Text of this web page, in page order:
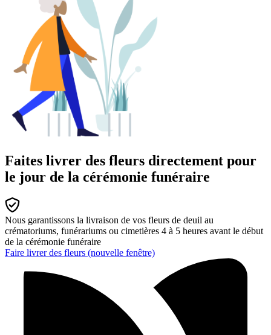
Faites livrer des fleurs directement pour
le jour de la cérémonie funéraire
Nous garantissons la livraison de vos fleurs de deuil au
crématoriums, funérariums ou cimetières 4 à 5 heures avant le début
de la cérémonie funéraire
Faire livrer des fleurs (nouvelle fenêtre)